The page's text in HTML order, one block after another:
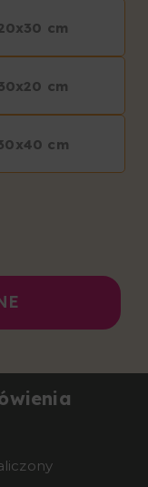
cm
cm
cm